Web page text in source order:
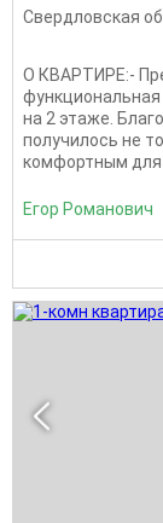
Свердловская
О КВАРТИРЕ:-
на 2 этаже.
получилось не
комфортным для
Егор Романович